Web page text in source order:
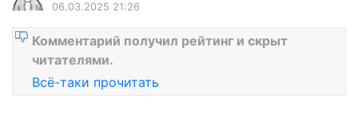
06.03.2025 21:26
Комментарий получил рейтинг и скрыт
читателями.
Всё-таки прочитать